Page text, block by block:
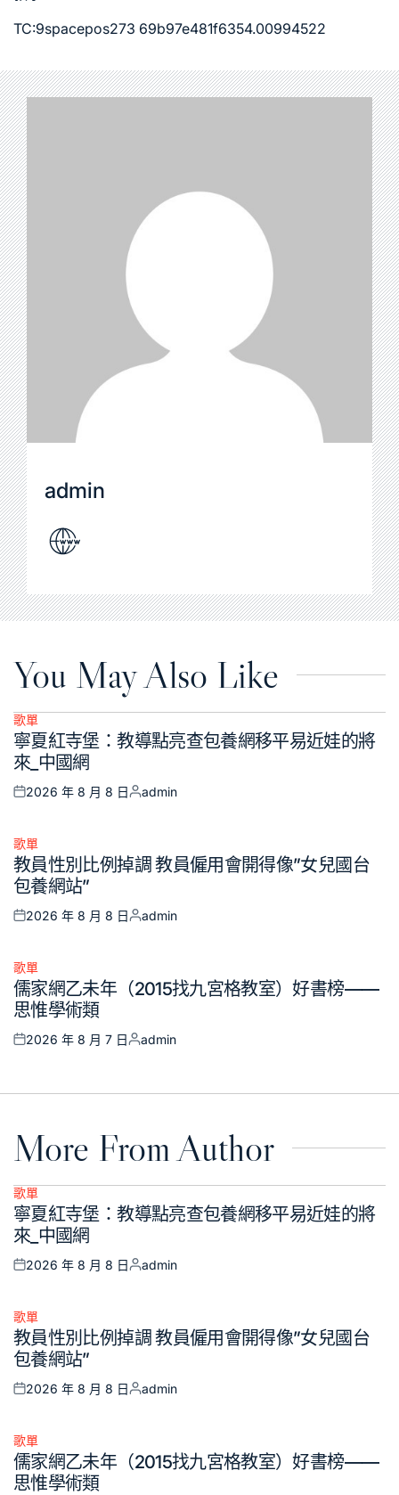
TC:9spacepos273 69b97e481f6354.00994522
admin
You May Also Like
Posted
in
歌單
寧夏紅寺堡：教導點亮查包養網移平易近娃的將
來_中國網
Posted
2026 年 8 月 8 日
Posted
admin
Posted
in
歌單
教員性別比例掉調 教員僱用會開得像”女兒國台
包養網站”
Posted
2026 年 8 月 8 日
Posted
admin
Posted
in
歌單
儒家網乙未年（2015找九宮格教室）好書榜——
思惟學術類
Posted
2026 年 8 月 7 日
Posted
admin
More From Author
Posted
in
歌單
寧夏紅寺堡：教導點亮查包養網移平易近娃的將
來_中國網
Posted
2026 年 8 月 8 日
Posted
admin
Posted
in
歌單
教員性別比例掉調 教員僱用會開得像”女兒國台
包養網站”
Posted
2026 年 8 月 8 日
Posted
admin
Posted
in
歌單
儒家網乙未年（2015找九宮格教室）好書榜——
思惟學術類